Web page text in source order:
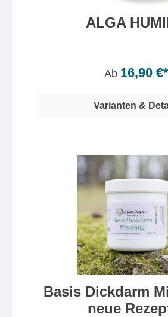
ALGA
Ab 16,90 €*
Varianten &
Basis Dickdarm
neue